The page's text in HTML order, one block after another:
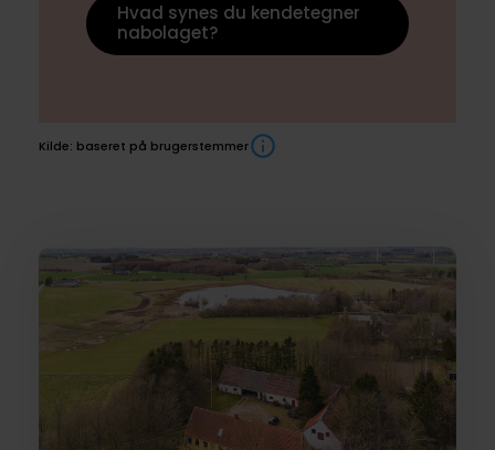
Hvad synes du kendetegner
nabolaget?
Kilde: baseret på brugerstemmer
Boliger
til
salg